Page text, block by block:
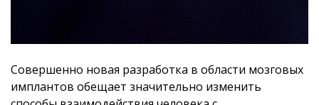
Совершенно новая разработка в области мозговых
имплантов обещает значительно изменить